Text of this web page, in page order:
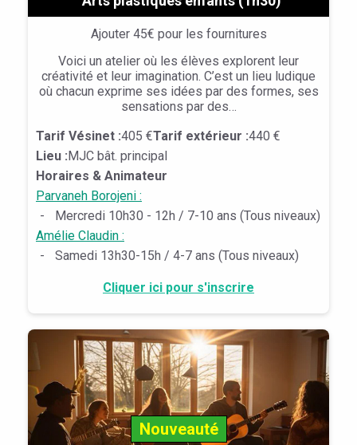
Ajouter 45€ pour les fournitures
Voici un atelier où les élèves explorent leur
créativité et leur imagination. C’est un lieu ludique
où chacun exprime ses idées par des formes, ses
sensations par des…
Tarif Vésinet :405 €Tarif extérieur :440 €
Lieu :MJC bât. principal
Horaires & Animateur
Parvaneh Borojeni :
-
Mercredi 10h30 - 12h / 7-10 ans (Tous niveaux)
Amélie Claudin :
-
Samedi 13h30-15h / 4-7 ans (Tous niveaux)
Cliquer ici pour s'inscrire
Nouveauté